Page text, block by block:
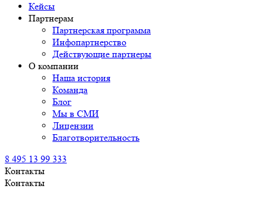
Кейсы
Партнерам
Партнерская программа
Инфопартнерство
Действующие партнеры
О компании
Наша история
Команда
Блог
Мы в СМИ
Лицензии
Благотворительность
8 495 13 99 333
Контакты
Контакты